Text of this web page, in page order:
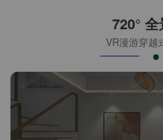
720°
VR漫游穿越